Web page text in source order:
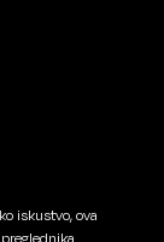
iskustvo, ova